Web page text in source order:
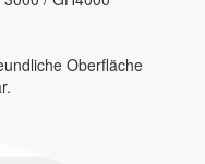
Oberfläche